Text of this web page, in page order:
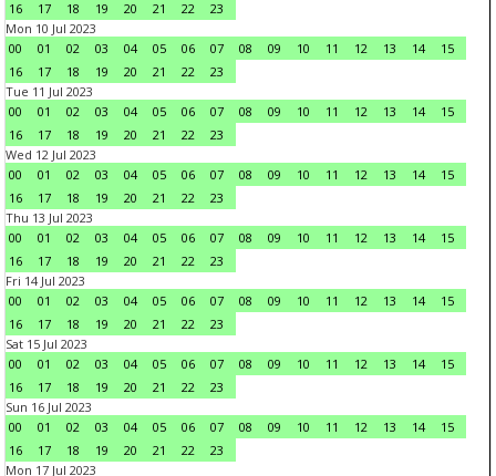
16
17 18 19 20 21 22
23
Mon 10 Jul 2023
00
01 02 03 04 05 06 07 08 09 10 11 12 13 14
15
16
17 18 19 20 21 22
23
Tue 11 Jul 2023
00
01 02 03 04 05 06 07 08 09 10 11 12 13 14
15
16
17 18 19 20 21 22
23
Wed 12 Jul 2023
00
01 02 03 04 05 06 07 08 09 10 11 12 13 14
15
16
17 18 19 20 21 22
23
Thu 13 Jul 2023
00
01 02 03 04 05 06 07 08 09 10 11 12 13 14
15
16
17 18 19 20 21 22
23
Fri 14 Jul 2023
00
01 02 03 04 05 06 07 08 09 10 11 12 13 14
15
16
17 18 19 20 21 22
23
Sat 15 Jul 2023
00
01 02 03 04 05 06 07 08 09 10 11 12 13 14
15
16
17 18 19 20 21 22
23
Sun 16 Jul 2023
00
01 02 03 04 05 06 07 08 09 10 11 12 13 14
15
16
17 18 19 20 21 22
23
Mon 17 Jul 2023